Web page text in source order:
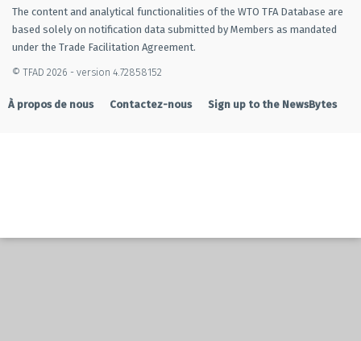
The content and analytical functionalities of the WTO TFA Database are
based solely on notification data submitted by Members as mandated
under the Trade Facilitation Agreement.
© TFAD 2026 - version 4.72858152
À propos de nous Contactez-nous Sign up to the NewsBytes